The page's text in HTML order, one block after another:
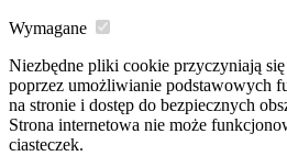
Wymagane
Niezbędne pliki cookie przyczyniają
poprzez umożliwianie podstawowych
na stronie i dostęp do bezpiecznych
Strona internetowa nie może
ciasteczek.